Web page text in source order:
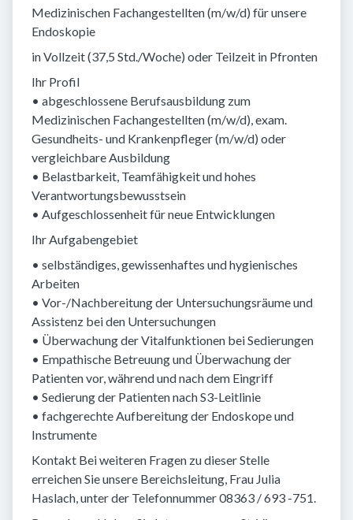
Medizinischen Fachangestellten (m/w/d) für unsere
Endoskopie
in Vollzeit (37,5 Std./Woche) oder Teilzeit in Pfronten
Ihr Profil
• abgeschlossene Berufsausbildung zum
Medizinischen Fachangestellten (m/w/d), exam.
Gesundheits- und Krankenpfleger (m/w/d) oder
vergleichbare Ausbildung
• Belastbarkeit, Teamfähigkeit und hohes
Verantwortungsbewusstsein
• Aufgeschlossenheit für neue Entwicklungen
Ihr Aufgabengebiet
• selbständiges, gewissenhaftes und hygienisches
Arbeiten
• Vor-/Nachbereitung der Untersuchungsräume und
Assistenz bei den Untersuchungen
• Überwachung der Vitalfunktionen bei Sedierungen
• Empathische Betreuung und Überwachung der
Patienten vor, während und nach dem Eingriff
• Sedierung der Patienten nach S3-Leitlinie
• fachgerechte Aufbereitung der Endoskope und
Instrumente
Kontakt Bei weiteren Fragen zu dieser Stelle
erreichen Sie unsere Bereichsleitung, Frau Julia
Haslach, unter der Telefonnummer 08363 / 693 -751.